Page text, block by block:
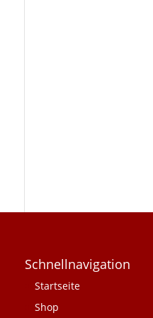
Schnellnavigation
Startseite
Shop